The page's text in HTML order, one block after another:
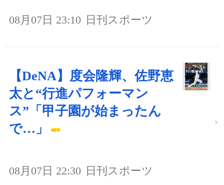
08月07日 23:10 日刊スポーツ
【DeNA】度会隆輝、佐野恵
太と“行進パフォーマン
ス”「甲子園が始まったん
で…」
08月07日 22:30 日刊スポーツ